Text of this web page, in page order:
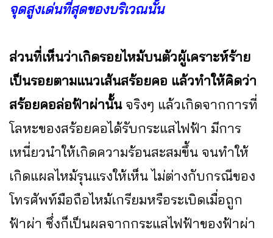
จุดสูงเด่นที่สุดของบริเวณนั้น
ส่วนที่เห็นว่าเกิดรอยไหม้บนตัวผู้เคราะห์ร้าย
เป็นรอยตามแนวเส้นสร้อยคอ แล้วทำให้คิดว่า
สร้อยคอล่อฟ้าผ่านั้นจริงๆ แล้วเกิดจากการที่
โลหะของสร้อยคอได้รับกระแสไฟฟ้า มีการ
เหนี่ยวนำให้เกิดความร้อนสะสมขึ้น จนทำให้
เกิดแผลไหม้รุนแรงให้เห็น ไม่ต่างกับกรณีของ
โทรศัพท์มือถือไหม้เกรียมหรือระเบิดเมื่อถูก
ฟ้าผ่า ซึ่งก็เป็นผลจากกระแสไฟฟ้าของฟ้าผ่า